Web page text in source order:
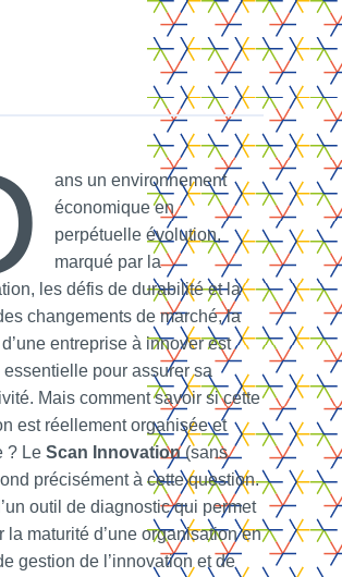
ans un environnement
économique en
perpétuelle évolution,
marqué par la
les défis de durabilité et la
changements de marché, la
entreprise à innover est
pour assurer sa
Mais comment savoir si cette
est réellement organisée et
? Le Scan Innovation(sans
précisément à cette question.
outil de diagnostic qui permet
la maturité d’une organisation en
gestion de l’innovation et de